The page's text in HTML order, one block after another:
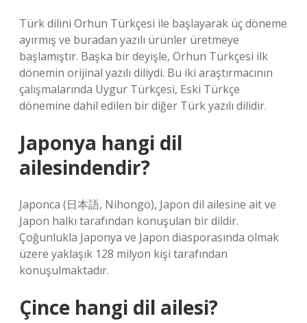
Türk dilini Orhun Türkçesi ile başlayarak üç döneme
ayırmış ve buradan yazılı ürünler üretmeye
başlamıştır. Başka bir deyişle, Orhun Türkçesi ilk
dönemin orijinal yazılı diliydi. Bu iki araştırmacının
çalışmalarında Uygur Türkçesi, Eski Türkçe
dönemine dahil edilen bir diğer Türk yazılı dilidir.
Japonya hangi dil
ailesindendir?
Japonca (日本語, Nihongo), Japon dil ailesine ait ve
Japon halkı tarafından konuşulan bir dildir.
Çoğunlukla Japonya ve Japon diasporasında olmak
üzere yaklaşık 128 milyon kişi tarafından
konuşulmaktadır.
Çince hangi dil ailesi?